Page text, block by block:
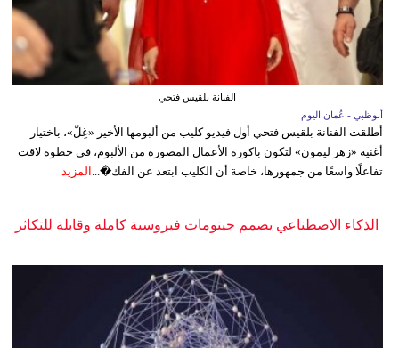
الفنانة بلقيس فتحي
أبوظبي - عُمان اليوم
أطلقت الفنانة بلقيس فتحي أول فيديو كليب من ألبومها الأخير «غِلّ»، باختيار
أغنية «زهر ليمون» لتكون باكورة الأعمال المصورة من الألبوم، في خطوة لاقت
تفاعلًا واسعًا من جمهورها، خاصة أن الكليب ابتعد عن الفك�...
المزيد
الذكاء الاصطناعي يصمم جينومات فيروسية كاملة وقابلة للتكاثر